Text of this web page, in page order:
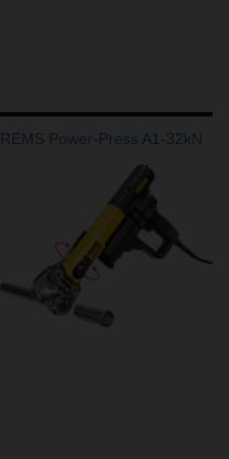
REMS Power-Press A1-32kN